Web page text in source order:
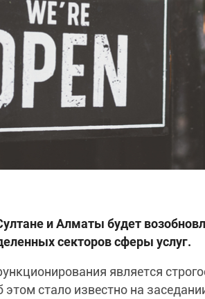
и Алматы будет
секторов сферы услуг.
является
стало известно на